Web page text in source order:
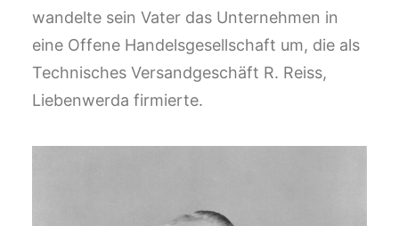
wandelte sein Vater das Unternehmen in
eine Offene Handelsgesellschaft um, die als
Technisches Versandgeschäft R. Reiss,
Liebenwerda firmierte.